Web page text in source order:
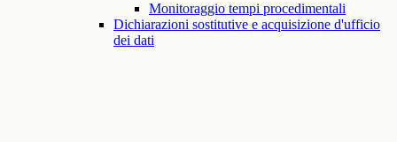
Monitoraggio tempi procedimentali
Dichiarazioni sostitutive e acquisizione d'ufficio
dei dati